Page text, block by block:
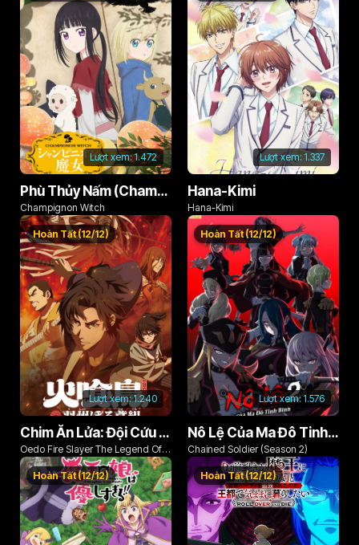
Lượt xem:1.472
Phù Thủy Nấm (Champignon no Majo)
Champignon Witch
Lượt xem: 1.337
Hana-Kimi
Hana-Kimi
Lượt xem:1.240
Hoàn Tất (12/12)
Chim Ăn Lửa: Đội Cứu Hỏa Rách Rưới Vùng Ushu
Oedo Fire Slayer The Legend Of
Phoenix
Lượt xem: 1.576
Hoàn Tất (12/12)
Nô Lệ Của Ma Đô Tinh Binh (Phần 2)
Chained Soldier (Season 2)
Hoàn Tất (12/12) Hoàn Tất (12/12)